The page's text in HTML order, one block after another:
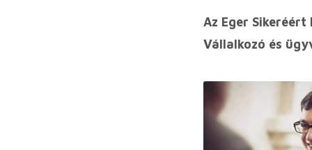
Az Eger Sikeréért
Vállalkozó és